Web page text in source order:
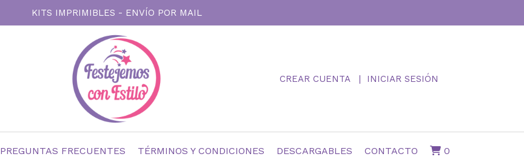
KITS IMPRIMIBLES - ENVÍO POR MAIL
CREAR CUENTA INICIAR SESIÓN
PREGUNTAS FRECUENTES TÉRMINOS Y CONDICIONES DESCARGABLES CONTACTO 0